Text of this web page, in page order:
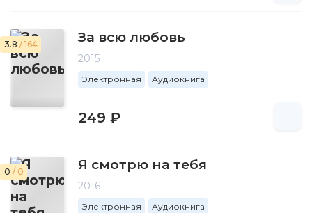
3.8 / 164 За всю любовь
2015
Электронная Аудиокнига
249 ₽
0 / 0 Я смотрю на тебя
2016
Электронная Аудиокнига